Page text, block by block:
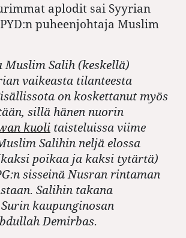
aplodit sai Syyrian
puheenjohtaja Muslim
Muslim Salih (keskellä)
vaikeasta tilanteesta
on koskettanut myös
sillä hänen nuorin
kuoli taisteluissa viime
Salihin neljä elossa
poikaa ja kaksi tytärtä)
sisseinä Nusran rintaman
Salihin takana
kaupunginosan
Demirbas.